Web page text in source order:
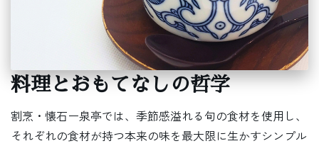
料理とおもてなしの哲学
割烹・懐石ー泉亭では、季節感溢れる旬の食材を使用し、
それぞれの食材が持つ本来の味を最大限に生かすシンプル